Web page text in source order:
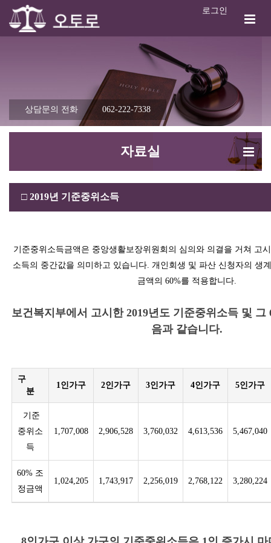
로그인
상담문의 전화 062-222-7338
자료실
□ 2019년 기준중위소득
기준중위소득금액은 중앙생활보장위원회의 심의와 의결을 거쳐 고
소득의 중간값을 의미하고 있습니다. 개인회생 및 파산 신청자의 생
금액의 60%를 적용합니다.
보건복지부에서 고시한 2019년도 기준중위소득 및
음과 같습니다.
구
분
1인가구 2인가구 3인가구 4인가구 5인가구
기준
중위소
득
1,707,008 2,906,528 3,760,032 4,613,536 5,467,040
60% 조
정금액
1,024,205 1,743,917 2,256,019 2,768,122 3,280,224